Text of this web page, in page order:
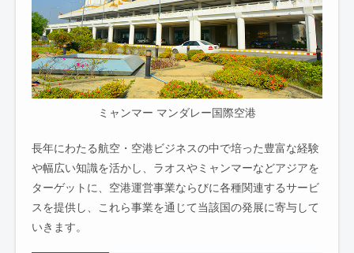
ミャンマー マンダレー国際空港
長年にわたる航空・空港ビジネスの中で培った豊富な経験
や幅広い知識を活かし、ラオスやミャンマーなどアジアを
ターゲットに、空港運営事業ならびに各種関連するサービ
スを提供し、これら事業を通じて当該国の発展に寄与して
いきます。